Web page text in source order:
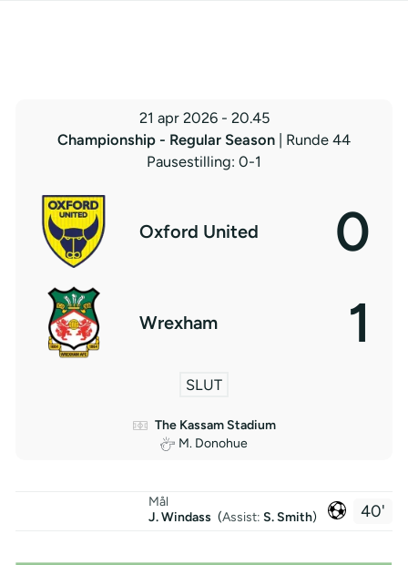
21 apr 2026 - 20.45
Championship - Regular Season
| Runde 44
Pausestilling: 0-1
Oxford United 0
Wrexham 1
SLUT
The Kassam Stadium
M. Donohue
40'
Mål
J. Windass (Assist: S. Smith)